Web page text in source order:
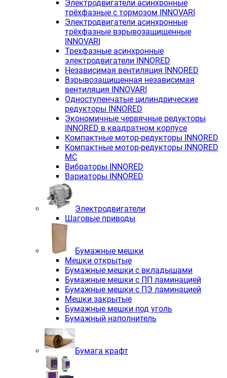
Электродвигатели асинхронные
трёхфазные с тормозом INNOVARI
Электродвигатели асинхронные
трёхфазные взрывозащищенные
INNOVARI
Трехфазные асинхронные
электродвигатели INNORED
Независимая вентиляция INNORED
Взрывозащищенная независимая
вентиляция INNOVARI
Одноступенчатые цилиндрические
редукторы INNORED
Экономичные червячные редукторы
INNORED в квадратном корпусе
Компактные мотор-редукторы INNORED
Компактные мотор-редукторы INNORED
MC
Вибраторы INNORED
Вариаторы INNORED
Электродвигатели
Шаговые приводы
Бумажные мешки
Мешки открытые
Бумажные мешки с вкладышами
Бумажные мешки с ПП ламинацией
Бумажные мешки с ПЭ ламинацией
Мешки закрытые
Бумажные мешки под уголь
Бумажный наполнитель
Бумага крафт